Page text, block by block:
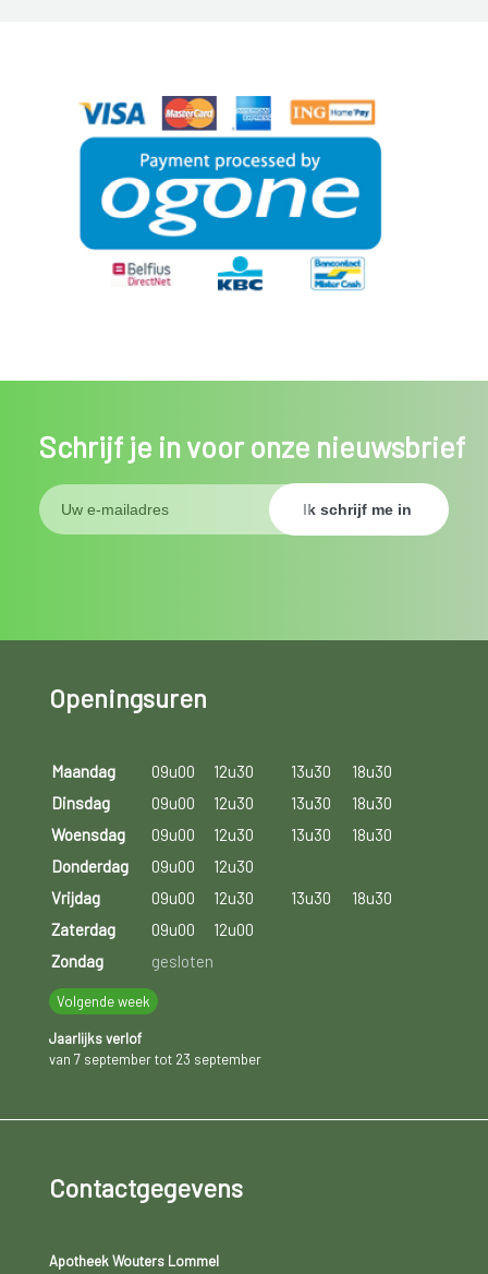
Schrijf je in voor onze nieuwsbrief
Openingsuren
Maandag 09u00 12u30 13u30
18u30
Dinsdag
09u00 12u30 13u30
18u30
Woensdag
09u00 12u30 13u30
18u30
Donderdag
09u00
12u30
Vrijdag
09u00 12u30 13u30
18u30
Zaterdag
09u00
12u00
Zondag
gesloten
Volgende week
Jaarlijks verlof
van 7 september tot 23 september
Contactgegevens
Apotheek Wouters Lommel